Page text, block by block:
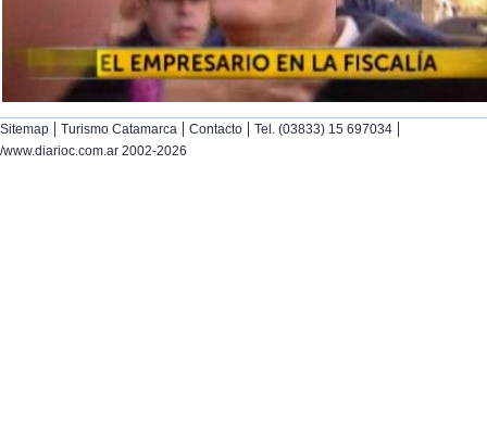
Sitemap | Turismo Catamarca | Contacto | Tel. (03833) 15 697034 |
/www.diarioc.com.ar 2002-2026